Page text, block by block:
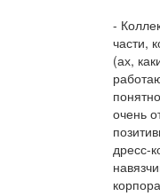
-
части,
(ах,
очень
дресс-